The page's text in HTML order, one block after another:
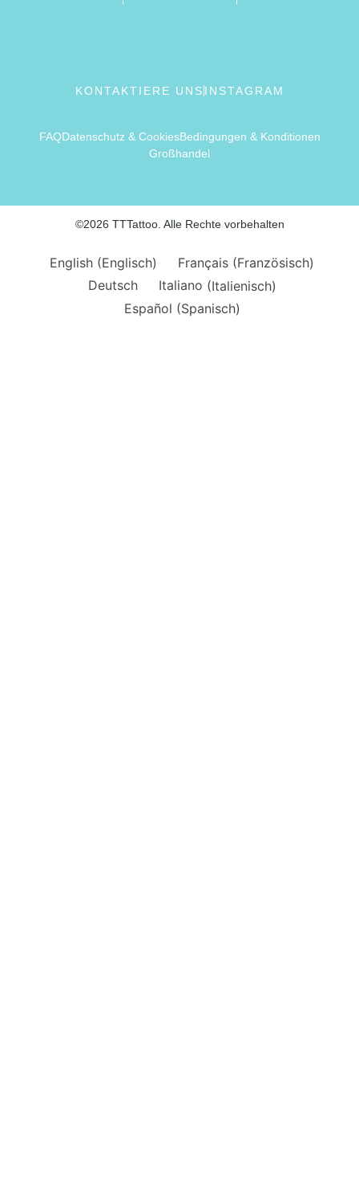
KONTAKTIERE UNS INSTAGRAM
FAQDatenschutz & CookiesBedingungen & Konditionen
Großhandel
©2026 TTTattoo. Alle Rechte vorbehalten
English (Englisch) Français (Französisch)
Deutsch
Italiano (Italienisch)
Español (Spanisch)